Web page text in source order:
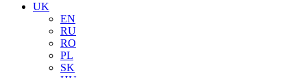
UK
EN
RU
RO
PL
SK